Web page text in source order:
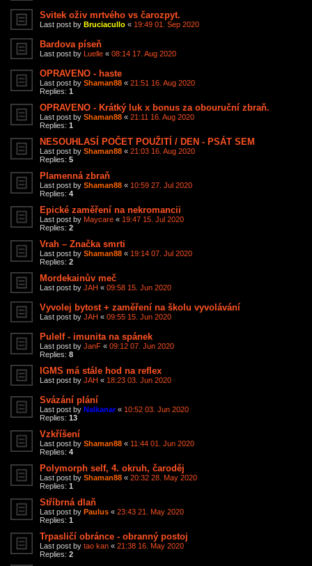
Svitek oživ mrtvého vs čarozpyt.
Last post by Bruciacullo « 19:49 01. Sep 2020
Bardova píseň
Last post by Luelle « 08:14 17. Aug 2020
OPRAVENO - haste
Last post by Shaman88 « 21:51 16. Aug 2020
Replies: 1
OPRAVENO - Krátký luk x bonus za obouruční zbraň.
Last post by Shaman88 « 21:11 16. Aug 2020
Replies: 1
NESOUHLASÍ POČET POUŽITÍ / DEN - PSÁT SEM
Last post by Shaman88 « 21:03 16. Aug 2020
Replies: 5
Plamenná zbraň
Last post by Shaman88 « 10:59 27. Jul 2020
Replies: 4
Epické zaměření na nekromancii
Last post by Maycare « 19:47 15. Jul 2020
Replies: 2
Vrah – Značka smrti
Last post by Shaman88 « 19:14 07. Jul 2020
Replies: 2
Mordekainův meč
Last post by JAH « 09:58 15. Jun 2020
Vyvolej bytost + zaměření na školu vyvolávání
Last post by JAH « 09:55 15. Jun 2020
Pulelf - imunita na spánek
Last post by JanF « 09:12 07. Jun 2020
Replies: 8
IGMS má stále hod na reflex
Last post by JAH « 18:23 03. Jun 2020
Svázání plání
Last post by Nalkanar« 10:52 03. Jun 2020
Replies: 13
Vzkříšení
Last post by Shaman88 « 11:44 01. Jun 2020
Replies: 4
Polymorph self, 4. okruh, čaroděj
Last post by Shaman88 « 20:32 28. May 2020
Replies: 1
Stříbrná dlaň
Last post by Paulus « 23:43 21. May 2020
Replies: 1
Trpasličí obránce - obranný postoj
Last post by tao kan « 21:38 16. May 2020
Replies: 2